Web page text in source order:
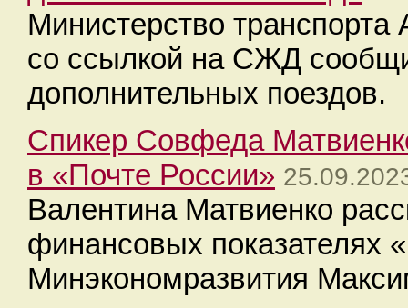
Министерство транспорта
со ссылкой на СЖД
дополнительных поездов.
Спикер Совфеда
в «Почте России»
Валентина Матвиенко
финансовых показателях
Минэкономразвития